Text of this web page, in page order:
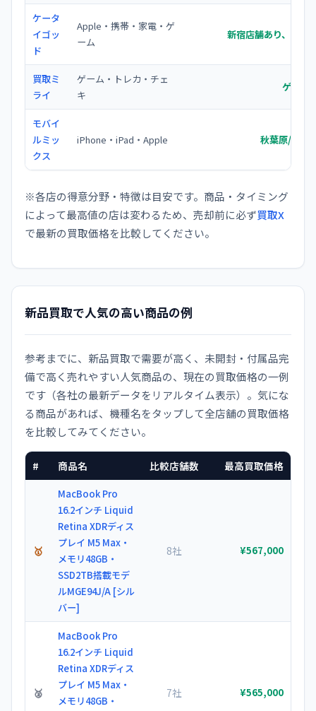
ケータ
イゴッ
ド
Apple・携帯・家電・ゲ
ーム
新宿店舗あり、
買取ミ
ライ
ゲーム・トレカ・チェ
キ
ゲーム
モバイ
ルミッ
クス
iPhone・iPad・Apple 秋葉原/新宿/
※各店の得意分野・特徴は目安です。商品・タイミング
によって最高値の店は変わるため、売却前に必ず買取X
で最新の買取価格を比較してください。
新品買取で人気の高い商品の例
参考までに、新品買取で需要が高く、未開封・付属品完
備で高く売れやすい人気商品の、現在の買取価格の一例
です（各社の最新データをリアルタイム表示）。気にな
る商品があれば、機種名をタップして全店舗の買取価格
を比較してみてください。
# 商品名 比較店舗数 最高買取価格
🥇
MacBook Pro
16.2インチ Liquid
Retina XDRディス
プレイ M5 Max・
メモリ48GB・
SSD2TB搭載モデ
ルMGE94J/A [シル
バー]
8社 ¥567,000
🥈
MacBook Pro
16.2インチ Liquid
Retina XDRディス
プレイ M5 Max・
メモリ48GB・
7社 ¥565,000